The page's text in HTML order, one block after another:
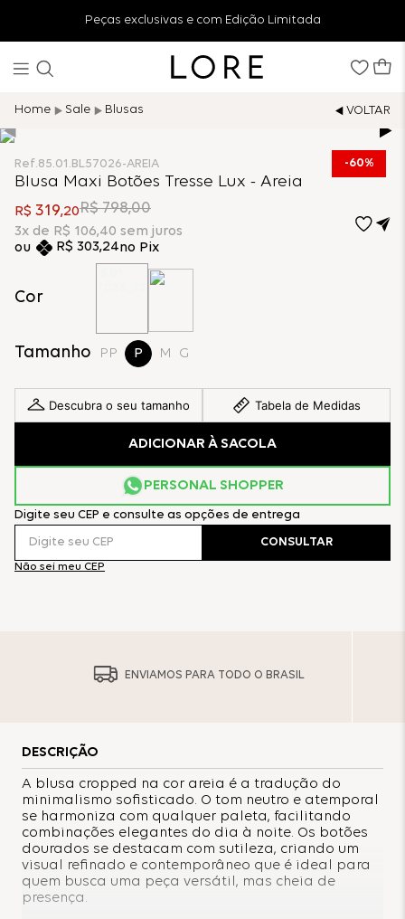
Peças exclusivas e com Edição Limitada
Sale Blusas
60%
Ref.85.01.BL57026-AREIA
Blusa Maxi Botões Tresse Lux - Areia
R$ 319,20R$ 798,00
3x de R$ 106,40 sem juros
R$ 303,24no Pix
Cor
Tamanho PP P M G
Descubra o seu tamanho Tabela de Medidas
ADICIONAR À SACOLA
PERSONAL SHOPPER
Digite seu CEP e consulte as opções de entrega
Não sei meu CEP
CONSULTAR
ENVIAMOS PARA TODO O BRASIL
DESCRIÇÃO
A blusa cropped na cor areia é a tradução do
minimalismo sofisticado. O tom neutro e atemporal
se harmoniza com qualquer paleta, facilitando
combinações elegantes do dia à noite. Os botões
dourados se destacam com sutileza, criando um
visual refinado e contemporâneo que é ideal para
quem busca uma peça versátil, mas cheia de
presença.